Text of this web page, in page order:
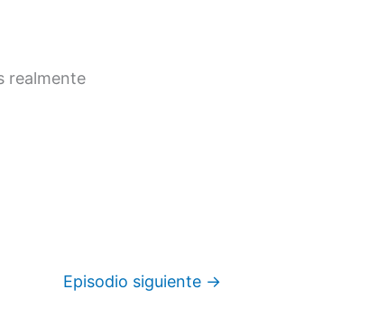
realmente
Episodio siguiente →